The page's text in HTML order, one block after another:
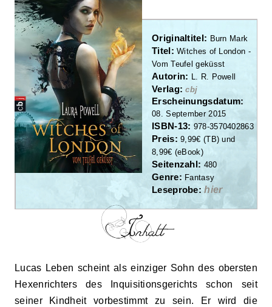
Originaltitel: Burn Mark
Titel:Witches of London -
Vom Teufel geküsst
Autorin: L. R. Powell
Verlag:cbj
Erscheinungsdatum:
08. September2015
ISBN-13: 978-3570402863
Preis: 9 ,99€ (TB) und
8 ,99€ (eBook)
Seitenzahl: 480
Genre: Fantasy
Leseprobe: hier
Lucas Leben scheint als einziger Sohn des obersten
Hexenrichters des Inquisitionsgerichts schon seit
seiner Kindheit vorbestimmt zu sein. Er wird die